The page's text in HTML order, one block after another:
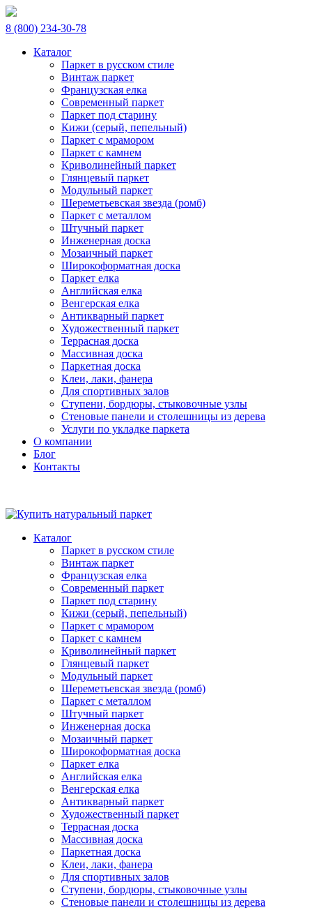
8 (800) 234-30-78
Каталог
Паркет в русском стиле
Винтаж паркет
Французская елка
Современный паркет
Паркет под старину
Кижи (серый, пепельный)
Паркет с мрамором
Паркет с камнем
Криволинейный паркет
Глянцевый паркет
Модульный паркет
Шереметьевская звезда (ромб)
Паркет с металлом
Штучный паркет
Инженерная доска
Мозаичный паркет
Широкоформатная доска
Паркет елка
Английская елка
Венгерская елка
Антикварный паркет
Художественный паркет
Террасная доска
Массивная доска
Паркетная доска
Клеи, лаки, фанера
Для спортивных залов
Ступени, бордюры, стыковочные узлы
Стеновые панели и столешницы из дерева
Услуги по укладке паркета
О компании
Блог
Контакты
Каталог
Паркет в русском стиле
Винтаж паркет
Французская елка
Современный паркет
Паркет под старину
Кижи (серый, пепельный)
Паркет с мрамором
Паркет с камнем
Криволинейный паркет
Глянцевый паркет
Модульный паркет
Шереметьевская звезда (ромб)
Паркет с металлом
Штучный паркет
Инженерная доска
Мозаичный паркет
Широкоформатная доска
Паркет елка
Английская елка
Венгерская елка
Антикварный паркет
Художественный паркет
Террасная доска
Массивная доска
Паркетная доска
Клеи, лаки, фанера
Для спортивных залов
Ступени, бордюры, стыковочные узлы
Стеновые панели и столешницы из дерева